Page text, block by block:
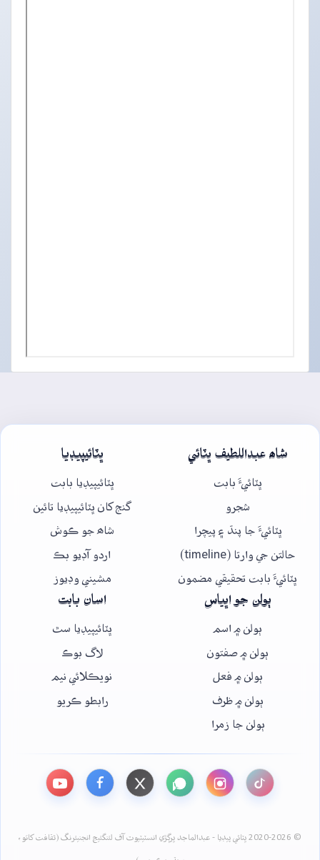
شاھ عبداللطيف ڀٽائي
ڀٽائيءَ بابت
شجرو
ڀٽائيءَ جا پنڌ ۽ پيچرا
حالتن جي وارتا (timeline)
ڀٽائيءَ بابت تحقيقي مضمون
ڀٽائيپيڊيا
ڀٽائيپيڊيا بابت
گنج کان ڀٽائيپيڊيا تائين
شاھ جو ڪوش
اردو آڊيو بڪ
مشيني وڊيوز
ٻولن جو اڀياس
ٻولن ۾ اسم
ٻولن ۾ صفتون
ٻولن ۾ فعل
ٻولن ۾ ظرف
ٻولن جا زمرا
اسان بابت
ڀٽائيپيڊيا سٿ
لاگ بوڪ
نويڪلائي نيم
رابطو ڪريو
© 2020-2026 ڀٽائي پيڊيا - عبدالماجد ڀرڳڙي انسٽيٽيوٽ آف لئنگئيج انجنيئرنگ (ثقافت کاتو،